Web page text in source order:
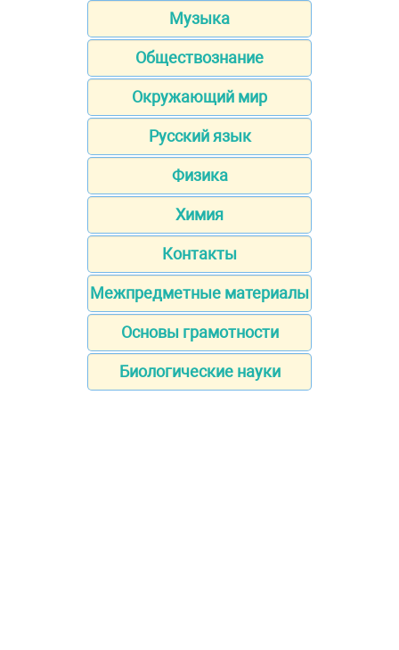
Музыка
Обществознание
Окружающий мир
Русский язык
Физика
Химия
Контакты
Межпредметные материалы
Основы грамотности
Биологические науки